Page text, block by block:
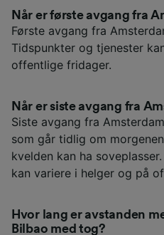
Når er første avgang fra
Første avgang fra
Tidspunkter og tjenester
offentlige fridager.
Når er siste avgang fra
Siste avgang fra
som går tidlig om
kvelden kan ha
kan variere i helger og på
Hvor lang er avstanden
Bilbao med tog?